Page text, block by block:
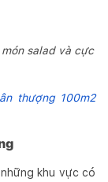
salad và cực
thượng 100m2
khu vực có